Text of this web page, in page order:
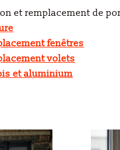
et remplacement de
fenêtres
volets
et aluminium